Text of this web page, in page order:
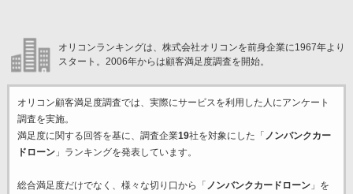
オリコンランキングは、株式会社オリコンを前身企業に1967年より
スタート。2006年からは顧客満足度調査を開始。
オリコン顧客満足度調査では、実際にサービスを利用した 人にアンケート
調査を実施。
満足度に関する回答を基に、調査企業19社を対象にした「 ノンバンクカー
ドローン」ランキングを発表しています。
総合満足度だけでなく、様々な切り口から「 ノンバンクカードローン」を